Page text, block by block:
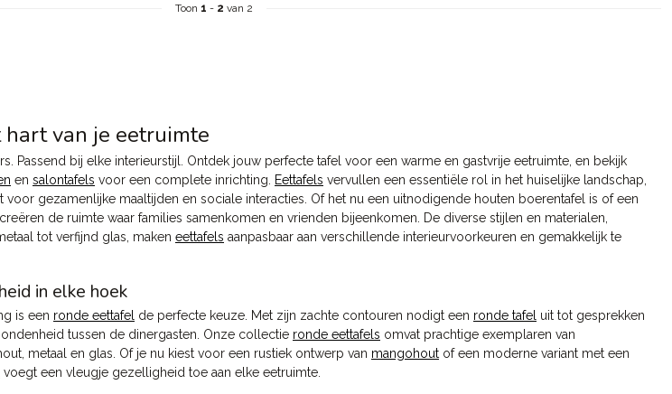
Toon 1 - 2 van 2
van je eetruimte
Passend bij elke interieurstijl. Ontdek jouw perfecte tafel voor een warme en gastvrije eetruimte, en bekijk
en salontafels voor een complete inrichting. Eettafels vervullen een essentiële rol in het huiselijke landschap,
voor gezamenlijke maaltijden en sociale interacties. Of het nu een uitnodigende houten boerentafel is of een
creëren de ruimte waar families samenkomen en vrienden bijeenkomen. De diverse stijlen en materialen,
tot verfijnd glas, maken eettafels aanpasbaar aan verschillende interieurvoorkeuren en gemakkelijk te
in elke hoek
is een ronde eettafel de perfecte keuze. Met zijn zachte contouren nodigt een ronde tafel uit tot gesprekken
tussen de dinergasten. Onze collectie ronde eettafels omvat prachtige exemplaren van
metaal en glas. Of je nu kiest voor een rustiek ontwerp van mangohout of een moderne variant met een
voegt een vleugje gezelligheid toe aan elke eetruimte.